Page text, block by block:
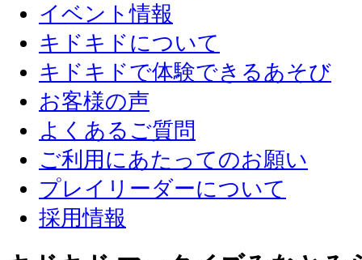
イベント情報
キドキドについて
キドキドで体験できるあそび
お客様の声
よくあるご質問
ご利用にあたってのお願い
プレイリーダーについて
採用情報